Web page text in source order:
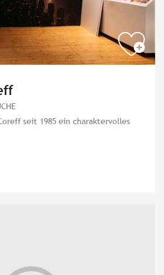
seit 1985 ein charaktervolles